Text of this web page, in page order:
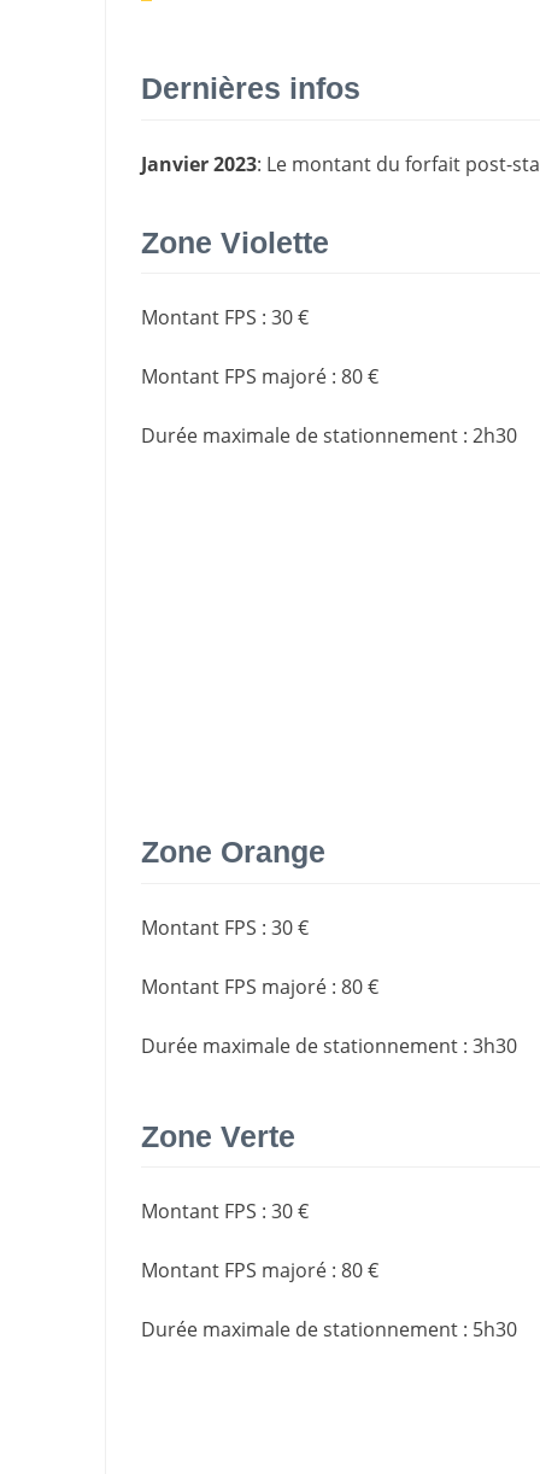
Dernières infos
Janvier 2023: Le montant du forfait post-
Zone Violette
Montant FPS : 30 €
Montant FPS majoré : 80 €
Durée maximale de stationnement : 2h30
Zone Orange
Montant FPS : 30 €
Montant FPS majoré : 80 €
Durée maximale de stationnement : 3h30
Zone Verte
Montant FPS : 30 €
Montant FPS majoré : 80 €
Durée maximale de stationnement : 5h30